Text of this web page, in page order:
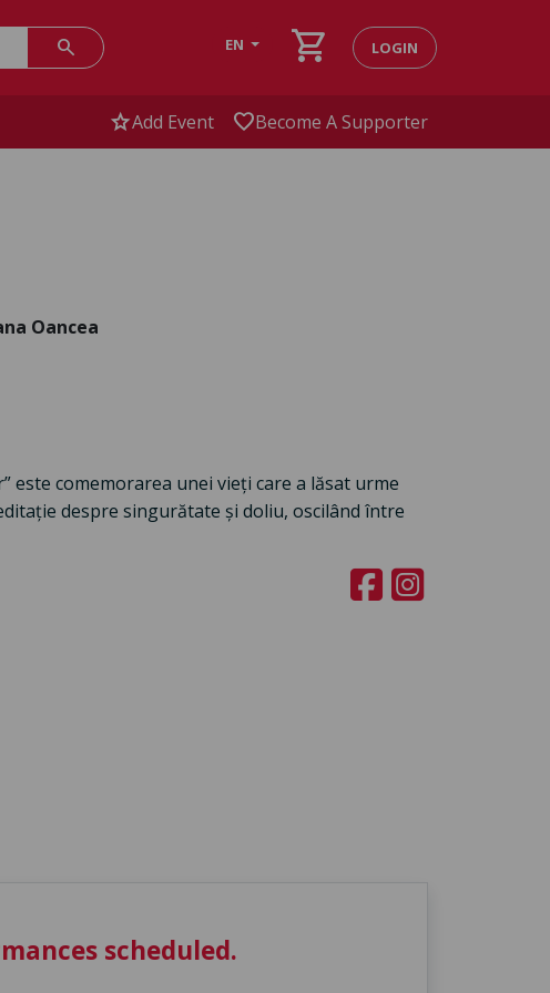
search EN shopping_cart LOGIN
starAdd Event favoriteBecome A Supporter
Oancea
este comemorarea unei vieți care a lăsat urme
despre singurătate și doliu, oscilând între
scheduled.